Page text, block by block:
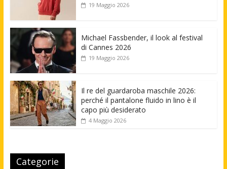
19 Maggio 2026
Michael Fassbender, il look al festival
di Cannes 2026
19 Maggio 2026
Il re del guardaroba maschile 2026:
perché il pantalone fluido in lino è il
capo più desiderato
4 Maggio 2026
Categorie